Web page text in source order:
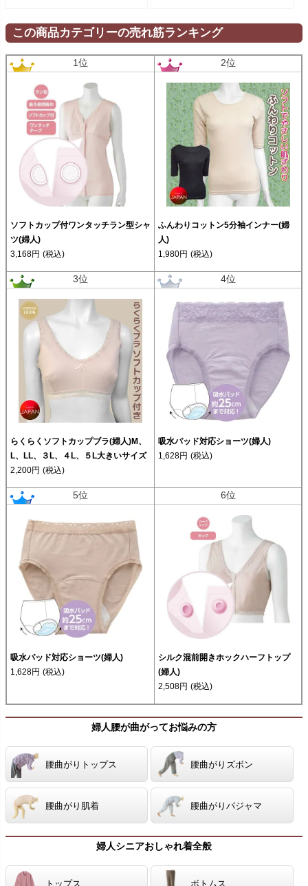
この商品カテゴリーの売れ筋ランキング
1位
ソフトカップ付ワンタッチラン型シャ
ツ(婦人)
3,168円 (税込)
2位
ふんわりコットン5分袖インナー(婦
人)
1,980円 (税込)
3位
らくらくソフトカップブラ(婦人)M、
L、LL、３L、４L、５L大きいサイズ
2,200円 (税込)
4位
吸水パッド対応ショーツ(婦人)
1,628円 (税込)
5位
吸水パッド対応ショーツ(婦人)
1,628円 (税込)
6位
シルク混前開きホックハーフトップ
(婦人)
2,508円 (税込)
婦人腰が曲がってお悩みの方
腰曲がりトップス 腰曲がりズボン
腰曲がり肌着 腰曲がりパジャマ
婦人シニアおしゃれ着全般
トップス ボトムス